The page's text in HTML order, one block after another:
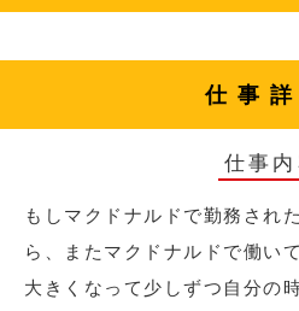
仕事詳
仕事内
もしマクドナルドで勤務され
ら、またマクドナルドで働い
大きくなって少しずつ自分の